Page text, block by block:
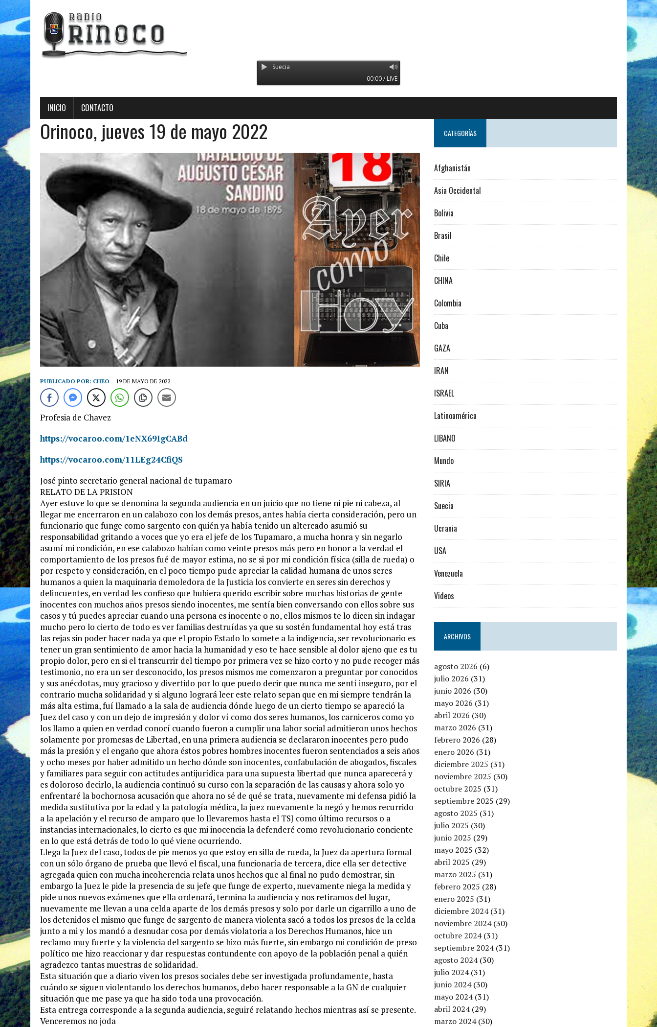
Radio Orinoco - Transmitiendo desde Suecia
00:00 / LIVE
INICIO CONTACTO
Orinoco, jueves 19 de mayo 2022
PUBLICADO POR: CHEO 19 DE MAYO DE 2022
Profesia de Chavez
https://vocaroo.com/1eNX69IgCABd
https://vocaroo.com/11LEg24CfiQS
José pinto secretario general nacional de tupamaro
RELATO DE LA PRISION
Ayer estuve lo que se denomina la segunda audiencia en un juicio que no tiene ni pie ni cabeza, al
llegar me encerraron en un calabozo con los demás presos, antes había cierta consideración, pero un
funcionario que funge como sargento con quién ya había tenido un altercado asumió su
responsabilidad gritando a voces que yo era el jefe de los Tupamaro, a mucha honra y sin negarlo
asumí mi condición, en ese calabozo habían como veinte presos más pero en honor a la verdad el
comportamiento de los presos fué de mayor estima, no se si por mi condición física (silla de rueda) o
por respeto y consideración, en el poco tiempo pude apreciar la calidad humana de unos seres
humanos a quien la maquinaria demoledora de la Justicia los convierte en seres sin derechos y
delincuentes, en verdad les confieso que hubiera querido escribir sobre muchas historias de gente
inocentes con muchos años presos siendo inocentes, me sentía bien conversando con ellos sobre sus
casos y tú puedes apreciar cuando una persona es inocente o no, ellos mismos te lo dicen sin indagar
mucho pero lo cierto de todo es ver familias destruídas ya que su sostén fundamental hoy está tras
las rejas sin poder hacer nada ya que el propio Estado lo somete a la indigencia, ser revolucionario es
tener un gran sentimiento de amor hacia la humanidad y eso te hace sensible al dolor ajeno que es tu
propio dolor, pero en si el transcurrir del tiempo por primera vez se hizo corto y no pude recoger más
testimonio, no era un ser desconocido, los presos mismos me comenzaron a preguntar por conocidos
y sus anécdotas, muy gracioso y divertido por lo que puedo decir que nunca me sentí inseguro, por el
contrario mucha solidaridad y si alguno logrará leer este relato sepan que en mi siempre tendrán la
más alta estima, fuí llamado a la sala de audiencia dónde luego de un cierto tiempo se apareció la
Juez del caso y con un dejo de impresión y dolor ví como dos seres humanos, los carniceros como yo
los llamo a quien en verdad conocí cuando fueron a cumplir una labor social admitieron unos hechos
solamente por promesas de Libertad, en una primera audiencia se declararon inocentes pero pudo
más la presión y el engaño que ahora éstos pobres hombres inocentes fueron sentenciados a seis años
y ocho meses por haber admitido un hecho dónde son inocentes, confabulación de abogados, fiscales
y familiares para seguir con actitudes antijurídica para una supuesta libertad que nunca aparecerá y
es doloroso decirlo, la audiencia continuó su curso con la separación de las causas y ahora solo yo
enfrentaré la bochornosa acusación que ahora no sé de qué se trata, nuevamente mi defensa pidió la
medida sustitutiva por la edad y la patología médica, la juez nuevamente la negó y hemos recurrido
a la apelación y el recurso de amparo que lo llevaremos hasta el TSJ como último recursos o a
instancias internacionales, lo cierto es que mi inocencia la defenderé como revolucionario conciente
en lo que está detrás de todo lo qué viene ocurriendo.
Llega la Juez del caso, todos de pie menos yo que estoy en silla de rueda, la Juez da apertura formal
con un sólo órgano de prueba que llevó el fiscal, una funcionaría de tercera, dice ella ser detective
agregada quien con mucha incoherencia relata unos hechos que al final no pudo demostrar, sin
embargo la Juez le pide la presencia de su jefe que funge de experto, nuevamente niega la medida y
pide unos nuevos exámenes que ella ordenará, termina la audiencia y nos retiramos del lugar,
nuevamente me llevan a una celda aparte de los demás presos y solo por darle un cigarrillo a uno de
los detenidos el mismo que funge de sargento de manera violenta sacó a todos los presos de la celda
junto a mi y los mandó a desnudar cosa por demás violatoria a los Derechos Humanos, hice un
reclamo muy fuerte y la violencia del sargento se hizo más fuerte, sin embargo mi condición de preso
político me hizo reaccionar y dar respuestas contundente con apoyo de la población penal a quién
agradezco tantas muestras de solidaridad.
Esta situación que a diario viven los presos sociales debe ser investigada profundamente, hasta
cuándo se siguen violentando los derechos humanos, debo hacer responsable a la GN de cualquier
situación que me pase ya que ha sido toda una provocación.
Esta entrega corresponde a la segunda audiencia, seguiré relatando hechos mientras así se presente.
Venceremos no joda
CATEGORÍAS
Afghanistán
Asia Occidental
Bolivia
Brasil
Chile
CHINA
Colombia
Cuba
GAZA
IRAN
ISRAEL
Latinoamérica
LIBANO
Mundo
SIRIA
Suecia
Ucrania
USA
Venezuela
Videos
ARCHIVOS
agosto 2026 (6)
julio 2026 (31)
junio 2026 (30)
mayo 2026 (31)
abril 2026 (30)
marzo 2026 (31)
febrero 2026 (28)
enero 2026 (31)
diciembre 2025 (31)
noviembre 2025 (30)
octubre 2025 (31)
septiembre 2025 (29)
agosto 2025 (31)
julio 2025 (30)
junio 2025 (29)
mayo 2025 (32)
abril 2025 (29)
marzo 2025 (31)
febrero 2025 (28)
enero 2025 (31)
diciembre 2024(31)
noviembre 2024(30)
octubre 2024(31)
septiembre 2024(31)
agosto 2024(30)
julio 2024(31)
junio 2024(30)
mayo 2024(31)
abril 2024(29)
marzo 2024(30)